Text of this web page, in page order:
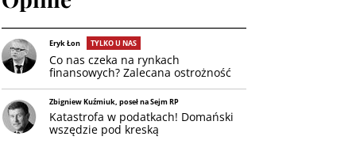
Eryk Łon TYLKO U NAS
Co nas czeka na rynkach
finansowych? Zalecana ostrożność
Zbigniew Kuźmiuk, poseł na Sejm RP
Katastrofa w podatkach! Domański
wszędzie pod kreską